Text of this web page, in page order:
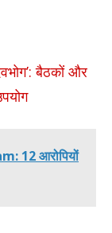
बैठकों और
12 आरोपियों